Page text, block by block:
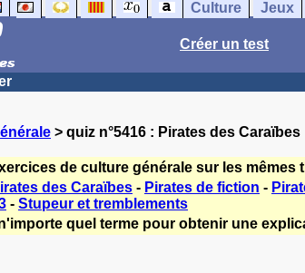
Culture Jeux
Créer un test
> quiz n°5416 : Pirates des Caraïbes
de culture générale sur les mêmes
des Caraïbes - Pirates de fiction -
- Stupeur et tremblements
quel terme pour obtenir une